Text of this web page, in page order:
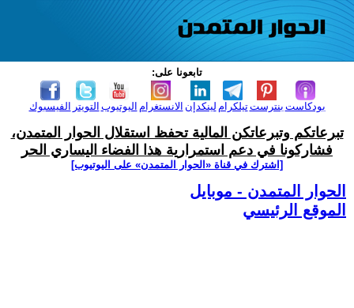
تابعونا على:
الفيسبوك التويتر اليوتيوب الانستغرام لينكدإن تيلكرامبنترست بودكاست
تبرعاتكم وتبرعاتكن المالية تحفظ استقلال الحوار المتمدن،
فشاركونا في دعم استمرارية هذا الفضاء اليساري الحر
[اشترك في قناة ‫«الحوار المتمدن» على اليوتيوب]
الحوار المتمدن - موبايل
الموقع الرئيسي